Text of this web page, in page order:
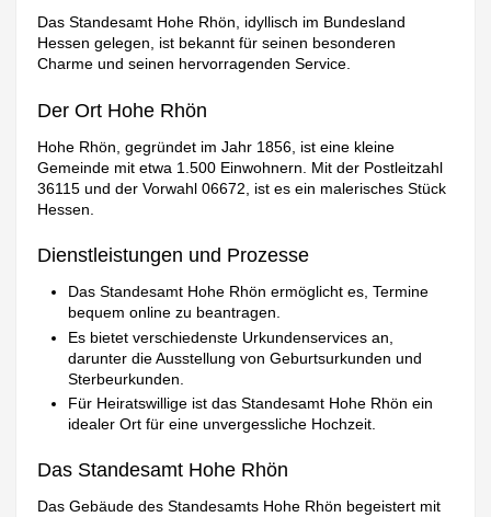
Das Standesamt Hohe Rhön, idyllisch im Bundesland
Hessen gelegen, ist bekannt für seinen besonderen
Charme und seinen hervorragenden Service.
Der Ort Hohe Rhön
Hohe Rhön, gegründet im Jahr 1856, ist eine kleine
Gemeinde mit etwa 1.500 Einwohnern. Mit der Postleitzahl
36115 und der Vorwahl 06672, ist es ein malerisches Stück
Hessen.
Dienstleistungen und Prozesse
Das Standesamt Hohe Rhön ermöglicht es, Termine
bequem online zu beantragen.
Es bietet verschiedenste Urkundenservices an,
darunter die Ausstellung von Geburtsurkunden und
Sterbeurkunden.
Für Heiratswillige ist das Standesamt Hohe Rhön ein
idealer Ort für eine unvergessliche Hochzeit.
Das Standesamt Hohe Rhön
Das Gebäude des Standesamts Hohe Rhön begeistert mit